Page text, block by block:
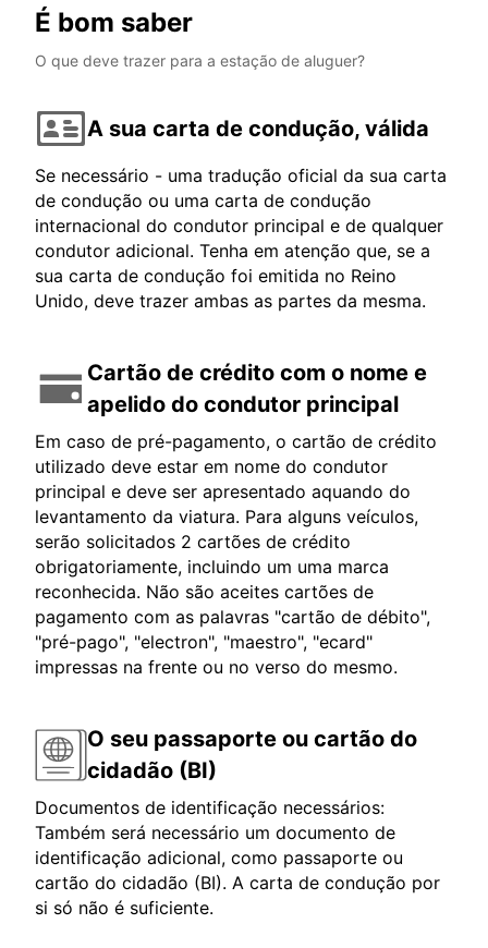
É bom saber
O que deve trazer para a estação de aluguer?
A sua carta de condução, válida
Se necessário - uma tradução oficial da sua carta
de condução ou uma carta de condução
internacional do condutor principal e de qualquer
condutor adicional. Tenha em atenção que, se a
sua carta de condução foi emitida no Reino
Unido, deve trazer ambas as partes da mesma.
Cartão de crédito com o nome e
apelido do condutor principal
Em caso de pré-pagamento, o cartão de crédito
utilizado deve estar em nome do condutor
principal e deve ser apresentado aquando do
levantamento da viatura. Para alguns veículos,
serão solicitados 2 cartões de crédito
obrigatoriamente, incluindo um uma marca
reconhecida. Não são aceites cartões de
pagamento com as palavras "cartão de débito",
"pré-pago", "electron", "maestro", "ecard"
impressas na frente ou no verso do mesmo.
O seu passaporte ou cartão do
cidadão (BI)
Documentos de identificação necessários:
Também será necessário um documento de
identificação adicional, como passaporte ou
cartão do cidadão (BI). A carta de condução por
si só não é suficiente.